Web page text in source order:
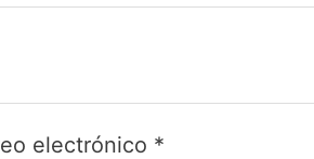
electrónico *